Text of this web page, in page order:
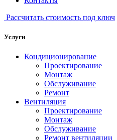
Рассчитать стоимость под ключ
Услуги
Кондиционирование
Проектирование
Монтаж
Обслуживание
Ремонт
Вентиляция
Проектирование
Монтаж
Обслуживание
Ремонт вентиляции